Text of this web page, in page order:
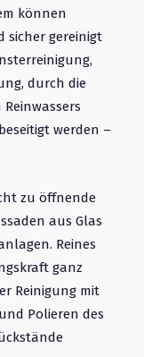
können
sicher gereinigt
durch die
werden –
zu öffnende
aus Glas
Reines
ganz
Reinigung mit
Polieren des